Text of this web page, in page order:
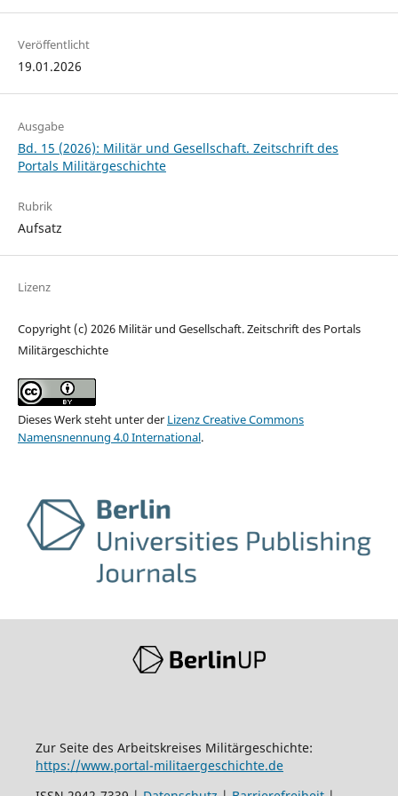
Veröffentlicht
19.01.2026
Ausgabe
Bd. 15 (2026): Militär und Gesellschaft. Zeitschrift des
Portals Militärgeschichte
Rubrik
Aufsatz
Lizenz
Copyright (c) 2026 Militär und Gesellschaft. Zeitschrift des Portals
Militärgeschichte
Dieses Werk steht unter der Lizenz Creative Commons
Namensnennung 4.0 International.
Zur Seite des Arbeitskreises Militärgeschichte:
https://www.portal-militaergeschichte.de